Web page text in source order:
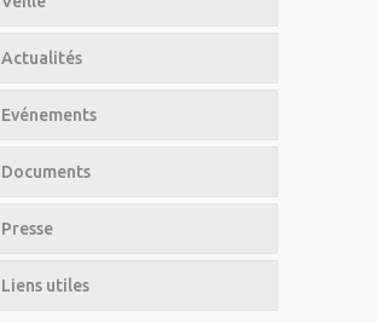
Actualités
Evénements
Documents
Presse
Liens utiles